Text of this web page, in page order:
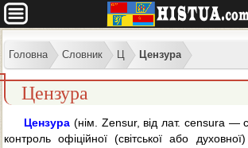
Головна Словник Ц Цензура
Цензура
Цензура (нім. Zensur, від лат. censura —
контроль офіційної (світської або духовної)